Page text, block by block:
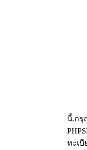
นี้.กรุ
ทะเบี